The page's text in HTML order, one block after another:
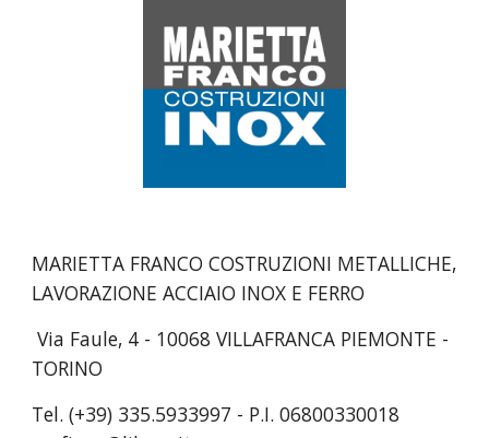
MARIETTA FRANCO COSTRUZIONI METALLICHE,
LAVORAZIONE ACCIAIO INOX E FERRO
Via Faule, 4 - 10068 VILLAFRANCA PIEMONTE -
TORINO
Tel. (+39) 335.5933997 - P.I. 06800330018